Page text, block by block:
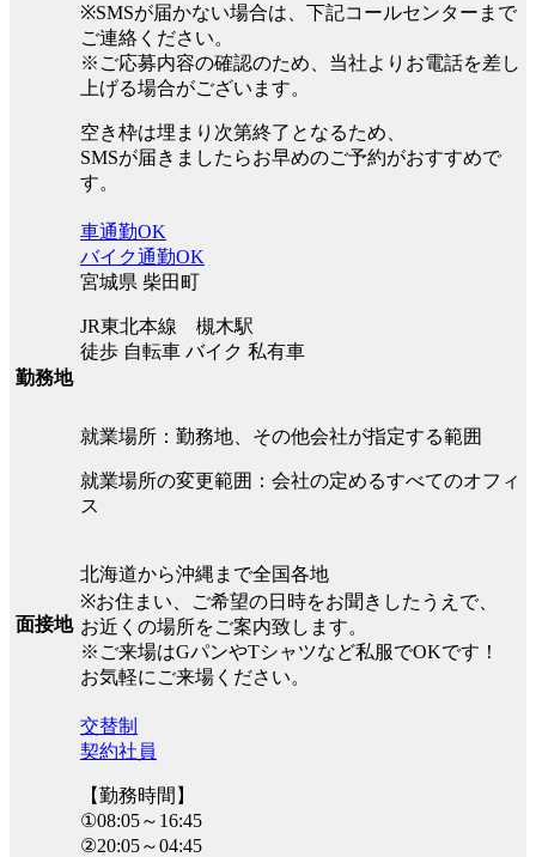
※SMSが届かない場合は、下記コールセンターまで
ご連絡ください。
※ご応募内容の確認のため、当社よりお電話を差し
上げる場合がございます。
空き枠は埋まり次第終了となるため、
SMSが届きましたらお早めのご予約がおすすめで
す。
勤務地
車通勤OK
バイク通勤OK
宮城県 柴田町
JR東北本線 槻木駅
徒歩 自転車 バイク 私有車
就業場所：勤務地、その他会社が指定する範囲
就業場所の変更範囲：会社の定めるすべてのオフィ
ス
面接地
北海道から沖縄まで全国各地
※お住まい、ご希望の日時をお聞きしたうえで、
お近くの場所をご案内致します。
※ご来場はGパンやTシャツなど私服でOKです！
お気軽にご来場ください。
交替制
契約社員
【勤務時間】
①08:05～16:45
②20:05～04:45